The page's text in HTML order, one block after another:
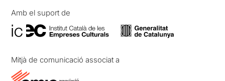
Amb el suport de
Mitjà de comunicació associat a